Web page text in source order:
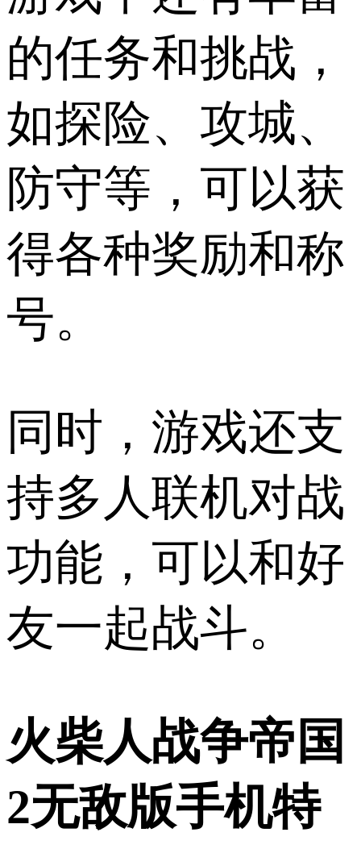
的任务和挑战，
如探险、攻城、
防守等，可以获
得各种奖励和称
号。
同时，游戏还支
持多人联机对战
功能，可以和好
友一起战斗。
火柴人战争帝国
2无敌版手机特